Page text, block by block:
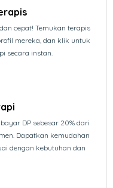
cepat! Temukan terapis
mereka, dan klik untuk
secara instan.
DP sebesar 20% dari
Dapatkan kemudahan
dengan kebutuhan dan